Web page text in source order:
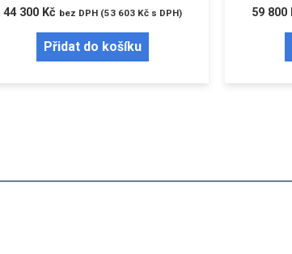
44 300 Kč bez DPH (53 603 Kč s DPH)
Přidat do košíku
59 800